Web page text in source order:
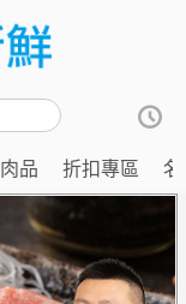
肉品 折扣專區